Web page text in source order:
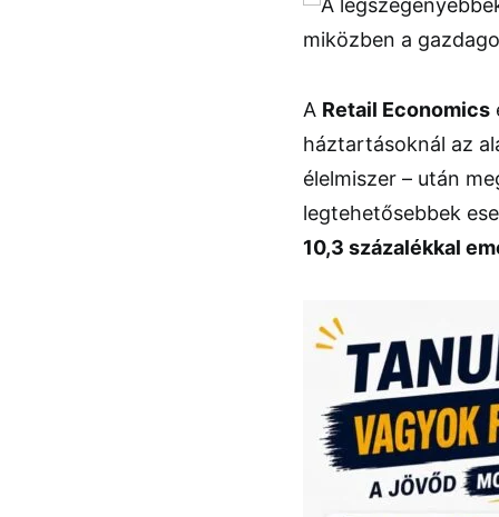
A Retail Economics
háztartásoknál az
élelmiszer – után
legtehetősebbek
10,3 százalékkal